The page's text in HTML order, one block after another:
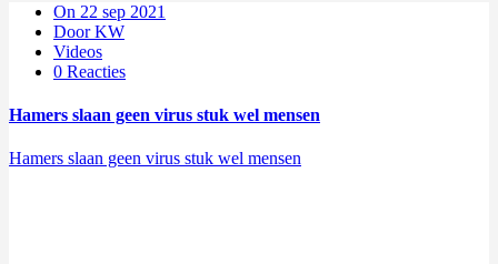
On 22 sep 2021
Door KW
Videos
0 Reacties
Hamers slaan geen virus stuk wel mensen
Hamers slaan geen virus stuk wel mensen